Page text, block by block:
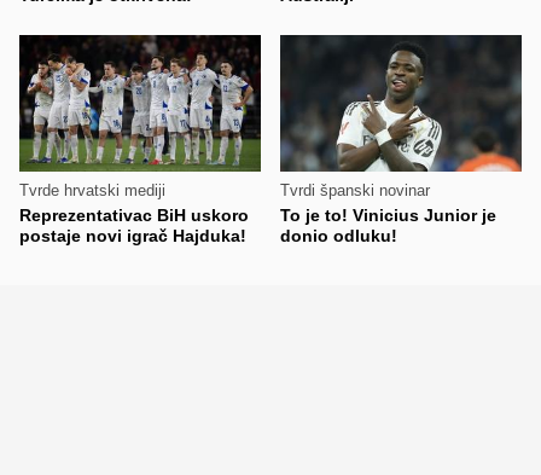
Tvrde hrvatski mediji
Reprezentativac BiH uskoro
postaje novi igrač Hajduka!
Tvrdi španski novinar
To je to! Vinicius Junior je
donio odluku!